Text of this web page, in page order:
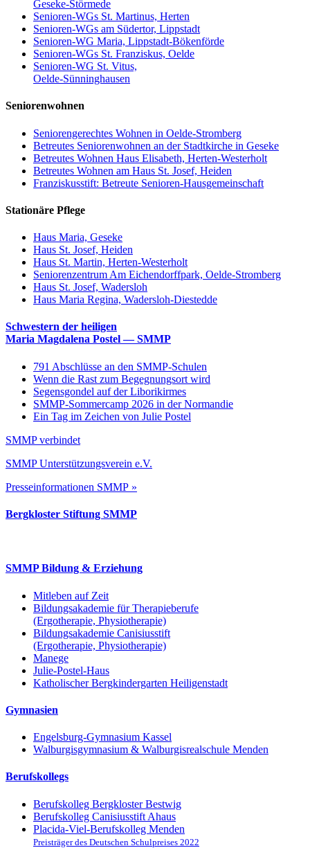
Geseke-Störmede
Senioren-WGs St. Martinus, Herten
Senioren-WGs am Südertor, Lippstadt
Senioren-WG Maria, Lippstadt-Bökenförde
Senioren-WGs St. Franziskus, Oelde
Senioren-WG St. Vitus,
Oelde-Sünninghausen
Seniorenwohnen
Seniorengerechtes Wohnen in Oelde-Stromberg
Betreutes Seniorenwohnen an der Stadtkirche in Geseke
Betreutes Wohnen Haus Elisabeth, Herten-Westerholt
Betreutes Wohnen am Haus St. Josef, Heiden
Franziskusstift: Betreute Senioren-Hausgemeinschaft
Stationäre Pflege
Haus Maria, Geseke
Haus St. Josef, Heiden
Haus St. Martin, Herten-Westerholt
Seniorenzentrum Am Eichendorffpark, Oelde-Stromberg
Haus St. Josef, Wadersloh
Haus Maria Regina, Wadersloh-Diestedde
Schwestern der heiligen
Maria Magdalena Postel — SMMP
791 Abschlüsse an den SMMP-Schulen
Wenn die Rast zum Begegnungsort wird
Segensgondel auf der Liborikirmes
SMMP-Sommercamp 2026 in der Normandie
Ein Tag im Zeichen von Julie Postel
SMMP verbindet
SMMP Unterstützungsverein e.V.
Presseinformationen SMMP »
Bergkloster Stiftung SMMP
SMMP Bildung & Erziehung
Mitleben auf Zeit
Bildungsakademie für Therapieberufe
(Ergotherapie, Physiotherapie)
Bildungsakademie Canisiusstift
(Ergotherapie, Physiotherapie)
Manege
Julie-Postel-Haus
Katholischer Bergkindergarten Heiligenstadt
Gymnasien
Engelsburg-Gymnasium Kassel
Walburgisgymnasium & Walburgisrealschule Menden
Berufskollegs
Berufskolleg Bergkloster Bestwig
Berufskolleg Canisiusstift Ahaus
Placida-Viel-Berufskolleg Menden
Preisträger des Deutschen Schulpreises 2022